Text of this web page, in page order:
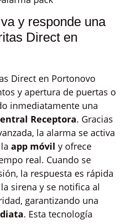
y responde una
Direct en
Direct en Portonovo
y apertura de puertas o
inmediatamente una
Receptora. Gracias
la alarma se activa
app móvil y ofrece
real. Cuando se
la respuesta es rápida
sirena y se notifica al
garantizando una
. Esta tecnología